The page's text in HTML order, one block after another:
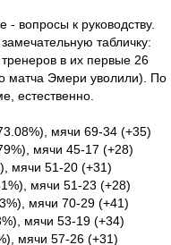
- вопросы к руководству.
табличку:
в их первые 26
матча Эмери уволили). По
естественно.
мячи 69-34 (+35)
мячи 45-17 (+28)
мячи 51-20 (+31)
мячи 51-23 (+28)
мячи 70-29 (+41)
мячи 53-19 (+34)
мячи 57-26 (+31)